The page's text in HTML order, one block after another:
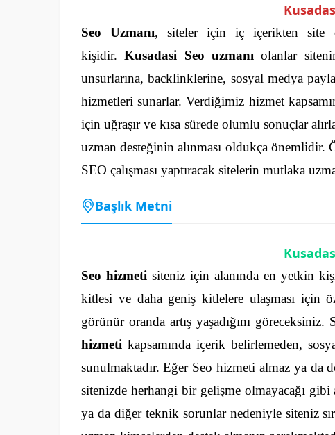
Seo Uzmanı, siteler için iç içerikten site
kişidir.Kusadasi Seo uzmanı olanlar
unsurlarına, backlinklerine, sosyal medya
hizmetleri sunarlar. Verdiğimiz hizmet
için uğraşır ve kısa sürede olumlu sonuçlar
uzman desteğinin alınması oldukça önemlidir.
SEO çalışması yaptıracak sitelerin mutlaka
Başlık Metni
Seo hizmeti siteniz için alanında en yetkin
kitlesi ve daha geniş kitlelere ulaşması için
görünür oranda artış yaşadığını
hizmeti kapsamında içerik belirlemeden,
sunulmaktadır. Eğer Seo hizmeti almaz ya da
sitenizde herhangi bir gelişme olmayacağı
ya da diğer teknik sorunlar nedeniyle siteniz